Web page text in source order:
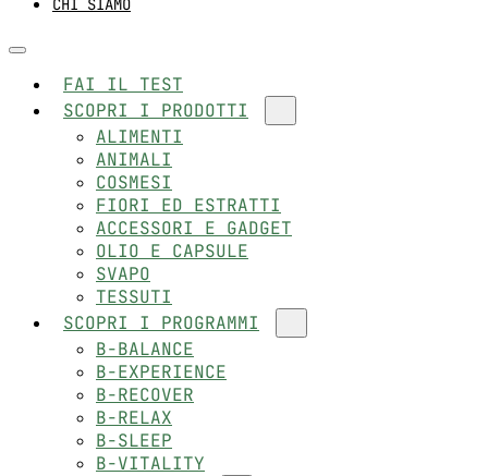
CHI SIAMO
FAI IL TEST
SCOPRI I PRODOTTI
ALIMENTI
ANIMALI
COSMESI
FIORI ED ESTRATTI
ACCESSORI E GADGET
OLIO E CAPSULE
SVAPO
TESSUTI
SCOPRI I PROGRAMMI
B-BALANCE
B-EXPERIENCE
B-RECOVER
B-RELAX
B-SLEEP
B-VITALITY